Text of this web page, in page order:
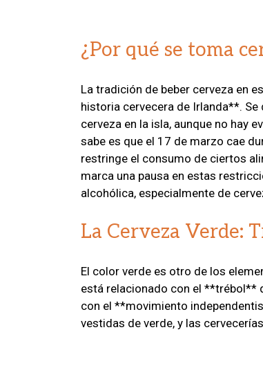
¿Por qué se toma
La tradición de beber cerveza en
historia cervecera de Irlanda**.
cerveza en la isla, aunque no hay
sabe es que el 17 de marzo cae
restringe el consumo de ciertos
marca una pausa en estas
alcohólica, especialmente de
La Cerveza Verde:
El color verde es otro de los
está relacionado con el **trébol**
con el **movimiento
vestidas de verde, y las